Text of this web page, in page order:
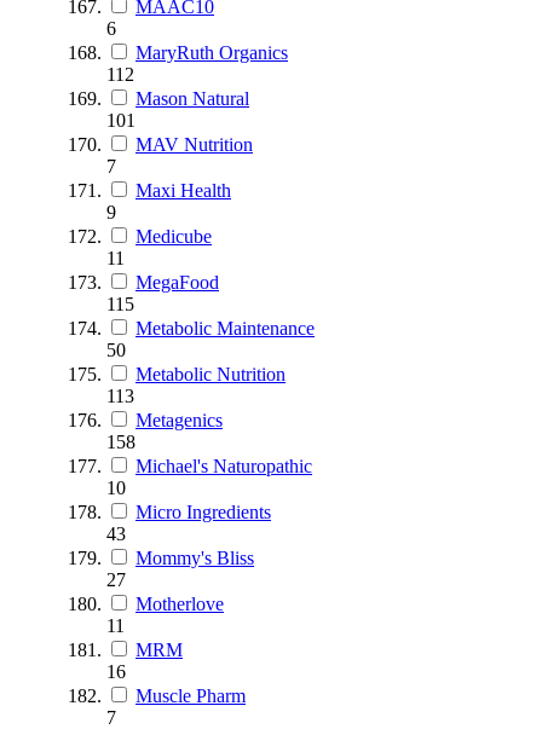
MAAC10
6
MaryRuth Organics
112
Mason Natural
101
MAV Nutrition
7
Maxi Health
9
Medicube
11
MegaFood
115
Metabolic Maintenance
50
Metabolic Nutrition
113
Metagenics
158
Michael's Naturopathic
10
Micro Ingredients
43
Mommy's Bliss
27
Motherlove
11
MRM
16
Muscle Pharm
7